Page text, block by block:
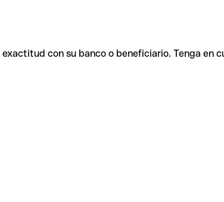
con su banco o beneficiario. Tenga en